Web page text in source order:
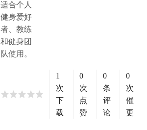
适合个人
健身爱好
者、教练
和健身团
队使用。
1
次
下
载
0
次
点
赞
0
条
评
论
0
次
催
更